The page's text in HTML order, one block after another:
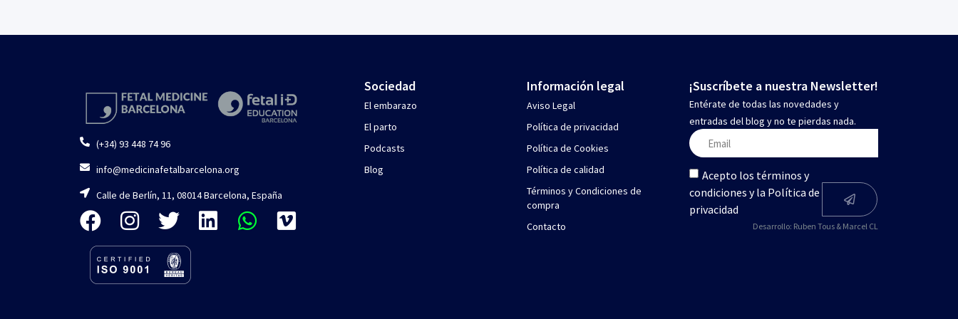
(+34) 93 448 74 96
info@medicinafetalbarcelona.org
Calle de Berlín, 11, 08014 Barcelona, España
Sociedad
El embarazo
El parto
Podcasts
Blog
Información legal
Aviso Legal
Política de privacidad
Política de Cookies
Política de calidad
Términos y Condiciones de
compra
Contacto
¡Suscríbete a nuestra Newsletter!
Entérate de todas las novedades y
entradas del blog y no te pierdas nada.
Acepto los términos y
condiciones y la Política de
privacidad
Desarrollo: Ruben Tous & Marcel CL